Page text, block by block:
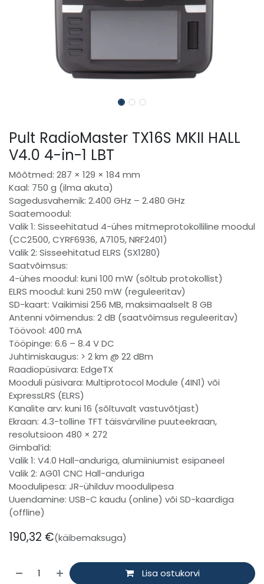
Pult RadioMaster TX16S MKII HALL
V4.0 4-in-1 LBT
Mõõtmed: 287 × 129 × 184 mm
Kaal: 750 g (ilma akuta)
Sagedusvahemik: 2.400 GHz – 2.480 GHz
Saatemoodul:
Valik 1: Sisseehitatud 4-ühes mitmeprotokolliline moodul
(CC2500, CYRF6936, A7105, NRF2401)
Valik 2: Sisseehitatud ELRS (SX1280)
Saatvõimsus:
4-ühes moodul: kuni 100 mW (sõltub protokollist)
ELRS moodul: kuni 250 mW (reguleeritav)
SD-kaart: Vaikimisi 256 MB, maksimaalselt 8 GB
Antenni võimendus: 2 dB (saatvõimsus reguleeritav)
Töövool: 400 mA
Tööpinge: 6.6 – 8.4 V DC
Juhtimiskaugus: > 2 km @ 22 dBm
Raadiopüsivara: EdgeTX
Mooduli püsivara: Multiprotocol Module (4IN1) või
ExpressLRS (ELRS)
Kanalite arv: kuni 16 (sõltuvalt vastuvõtjast)
Ekraan: 4.3-tolline TFT täisvärviline puuteekraan,
resolutsioon 480 × 272
Gimbal’id:
Valik 1: V4.0 Hall-anduriga, alumiiniumist esipaneel
Valik 2: AG01 CNC Hall-anduriga
Moodulipesa: JR-ühilduv moodulipesa
Uuendamine: USB-C kaudu (online) või SD-kaardiga
(offline)
190,32 €(käibemaksuga)
Lisa ostukorvi